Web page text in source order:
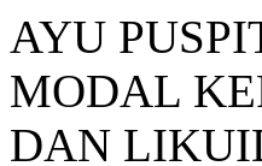
AYU
MODAL
DAN